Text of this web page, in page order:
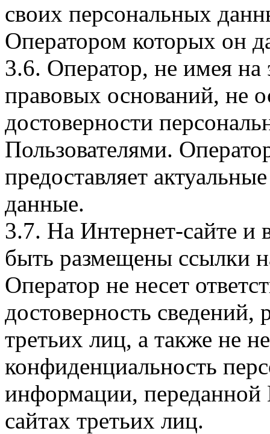
своих персональных
Оператором которых он
3.6. Оператор, не имея
правовых оснований, не
достоверности
Пользователями.
предоставляет
данные.
3.7. На Интернет-сайте
быть размещены ссылки
Оператор не несет
достоверность
третьих лиц, а также не
конфиденциальность
информации, переданной
сайтах третьих лиц.